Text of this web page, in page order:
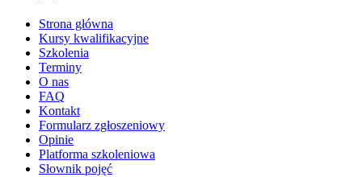
Strona główna
Kursy kwalifikacyjne
Szkolenia
Terminy
O nas
FAQ
Kontakt
Formularz zgłoszeniowy
Opinie
Platforma szkoleniowa
Słownik pojęć